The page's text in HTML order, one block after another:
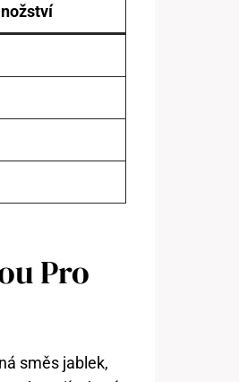
Pro
směs jablek,